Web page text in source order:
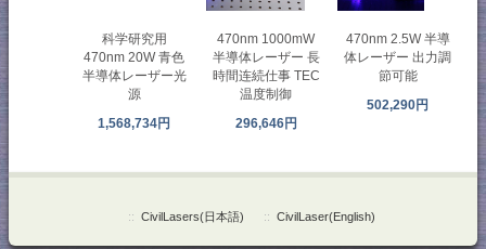
科学研究用
470nm 20W 青色
半導体レーザー光
源
1,568,734円
470nm 1000mW
半導体レーザー 長
時間连続仕事 TEC
温度制御
296,646円
470nm 2.5W 半導
体レーザー 出力調
節可能
502,290円
:: CivilLasers(日本語) :: CivilLaser(English)